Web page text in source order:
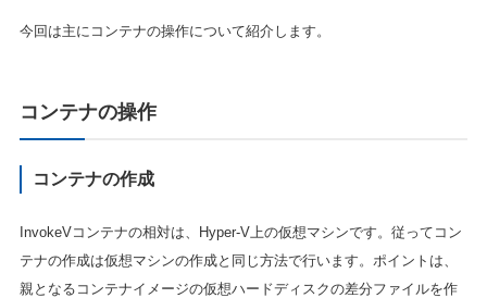
今回は主にコンテナの操作について紹介します。
コンテナの操作
コンテナの作成
InvokeVコンテナの相対は、Hyper-V上の仮想マシンです。従ってコン
テナの作成は仮想マシンの作成と同じ方法で行います。ポイントは、
親となるコンテナイメージの仮想ハードディスクの差分ファイルを作